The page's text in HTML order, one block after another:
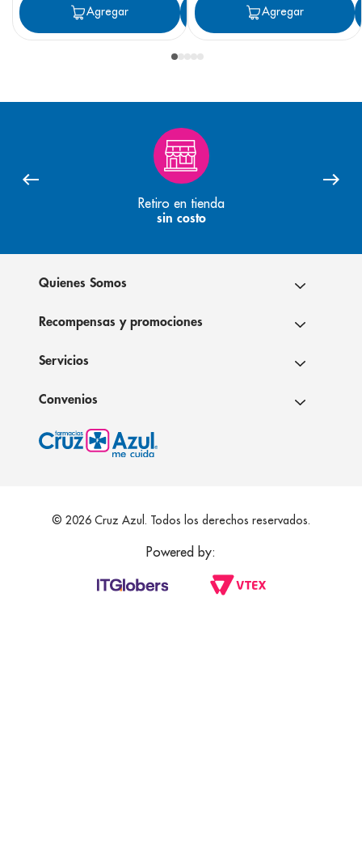
Agregar Agregar
Agregar
Retiro en tienda
sin costo
Quienes Somos
Recompensas y promociones
Servicios
Convenios
© 2026 Cruz Azul. Todos los derechos reservados.
Powered by: